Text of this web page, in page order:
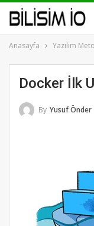
Anasayfa Yazılım
Docker İlk
By Yusuf Önder